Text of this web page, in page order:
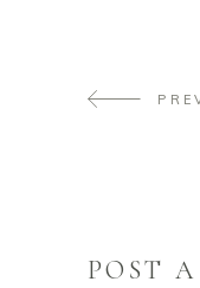
POST